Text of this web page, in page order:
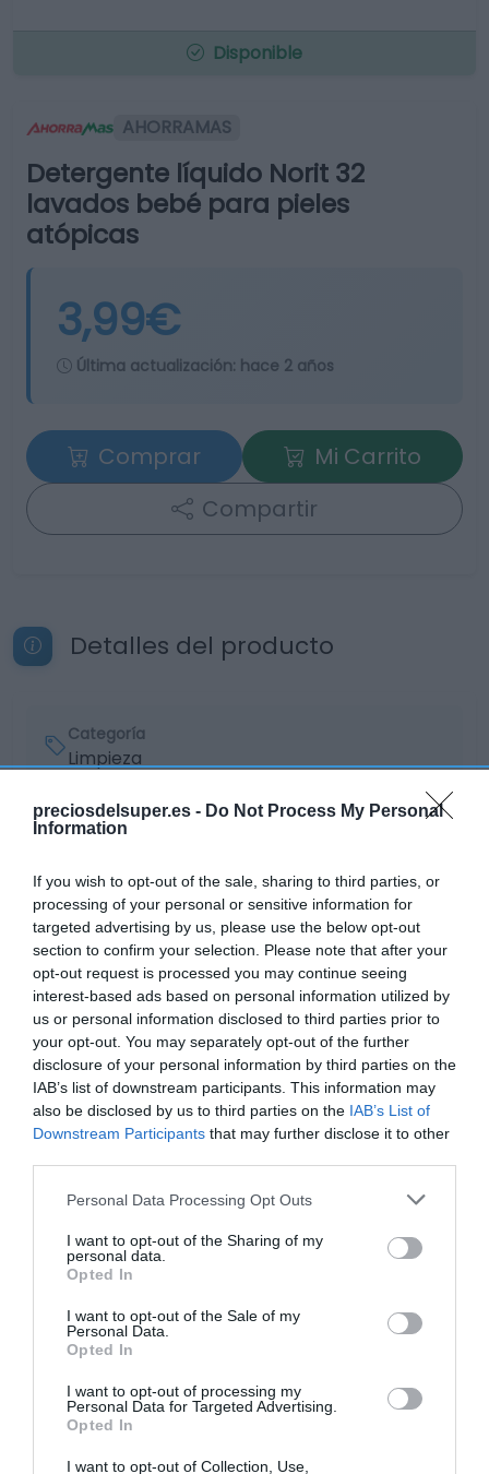
preciosdelsuper.es - Do Not Process My Personal
Information
If you wish to opt-out of the sale, sharing to third parties, or
processing of your personal or sensitive information for
targeted advertising by us, please use the below opt-out
section to confirm your selection. Please note that after your
opt-out request is processed you may continue seeing
interest-based ads based on personal information utilized by
us or personal information disclosed to third parties prior to
your opt-out. You may separately opt-out of the further
disclosure of your personal information by third parties on the
IAB’s list of downstream participants. This information may
also be disclosed by us to third parties on the IAB’s List of
Downstream Participants that may further disclose it to other
Please note that this website/app uses one or more Google
not limited to your visit or usage behaviour. You may click to
grant or deny consent to Google and its third-party tags to
use your data for below specified purposes in below Google
consent section.
Personal Data Processing Opt Outs
I want to opt-out of the Sharing of my
personal data.
Opted In
I want to opt-out of the Sale of my
Personal Data.
Opted In
I want to opt-out of processing my
Personal Data for Targeted Advertising.
Opted In
I want to opt-out of Collection, Use,
Disponible
AHORRAMAS
Detergente líquido Norit 32
lavados bebé para pieles
atópicas
3,99€
Última actualización: hace 2 años
Comprar
Mi Carrito
Compartir
Detalles del producto
Categoría
Limpieza
Subcategoría
Supermercado
AHORRAMAS
Seguimiento desde
23 Abr 2023
Marca : NORIT Peso Neto : 1,10 KG Consejos de
utilización : Acerca de este productoEl detergente
alergólogos para lavar con la ropita de
bebé.Gracias a su fórmula hipoalergénica, sin
conservantes ni blanqueantes ópticos, hacen de
éste el mejor detergente para la ropa de bebé.La
fórmula de siempre ahora es TRANSPARENTE, sin
colorantes ni microplásticos, mejor para el